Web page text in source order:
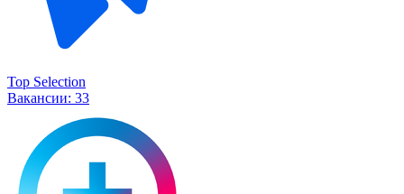
Top Selection
Вакансии: 33